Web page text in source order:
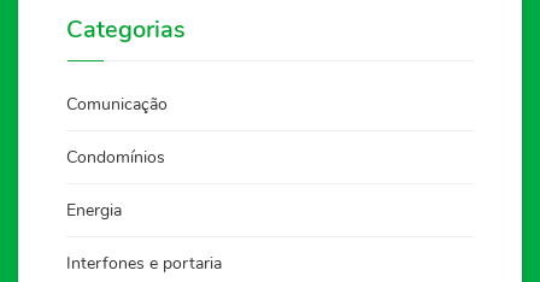
Categorias
Comunicação
Condomínios
Energia
Interfones e portaria